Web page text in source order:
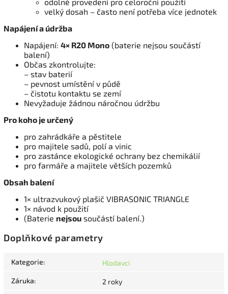
velký dosah – často není potřeba více jednotek
Napájení a údržba
Napájení: 4× R20 Mono (baterie nejsou součástí
balení)
Občas zkontrolujte:
– stav baterií
– pevnost umístění v půdě
– čistotu kontaktu se zemí
Nevyžaduje žádnou náročnou údržbu
Pro koho je určený
pro zahrádkáře a pěstitele
pro majitele sadů, polí a vinic
pro zastánce ekologické ochrany bez chemikálií
pro farmáře a majitele větších pozemků
Obsah balení
1× ultrazvukový plašič VIBRASONIC TRIANGLE
1× návod k použití
(Baterie nejsou součástí balení.)
Doplňkové parametry
Kategorie: Hlodavci
Záruka: 2 roky